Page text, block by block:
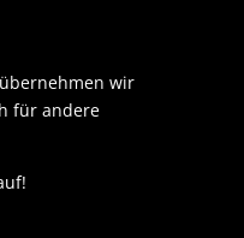
wir
für andere